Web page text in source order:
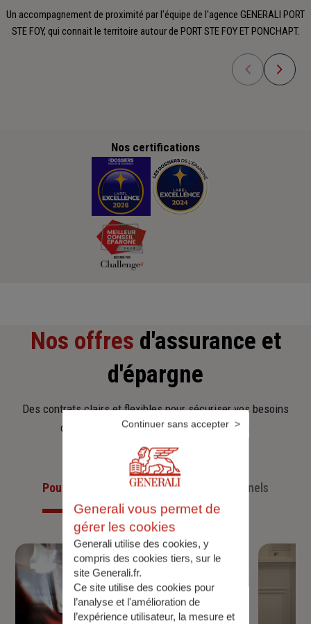
Un accompagnement de proximité par l'équipe de l'agence GENERALI PORT
STE FOY, qui connait le territoire autour de PORT STE FOY ET PONCHAPT.
Nos certifications
Nos offres d'assurance et
d'épargne
Des contrats clairs et flexibles pour sécuriser vos besoins
d’aujourd’hui et anticiper ceux de demain.
Pour les particuliersPour les professionnels
Generali vous permet de
gérer les cookies
Generali utilise des cookies, y
compris des cookies tiers, sur le
site Generali.fr.
Ce site utilise des cookies pour
l’analyse et l'amélioration de
l’expérience utilisateur, la mesure et
Continuer sans accepter